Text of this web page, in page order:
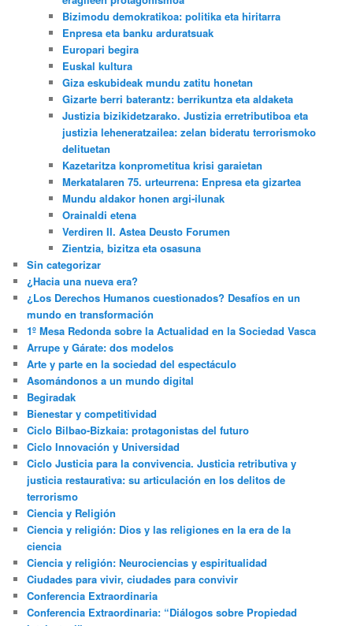
Bizimodu demokratikoa: politika eta hiritarra
Enpresa eta banku arduratsuak
Europari begira
Euskal kultura
Giza eskubideak mundu zatitu honetan
Gizarte berri baterantz: berrikuntza eta aldaketa
Justizia bizikidetzarako. Justizia erretributiboa eta
justizia leheneratzailea: zelan bideratu terrorismoko
delituetan
Kazetaritza konprometitua krisi garaietan
Merkatalaren 75. urteurrena: Enpresa eta gizartea
Mundu aldakor honen argi-ilunak
Orainaldi etena
Verdiren II. Astea Deusto Forumen
Zientzia, bizitza eta osasuna
Sin categorizar
¿Hacia una nueva era?
¿Los Derechos Humanos cuestionados? Desafíos en un
mundo en transformación
1º Mesa Redonda sobre la Actualidad en la Sociedad Vasca
Arrupe y Gárate: dos modelos
Arte y parte en la sociedad del espectáculo
Asomándonos a un mundo digital
Begiradak
Bienestar y competitividad
Ciclo Bilbao-Bizkaia: protagonistas del futuro
Ciclo Innovación y Universidad
Ciclo Justicia para la convivencia. Justicia retributiva y
justicia restaurativa: su articulación en los delitos de
terrorismo
Ciencia y Religión
Ciencia y religión: Dios y las religiones en la era de la
ciencia
Ciencia y religión: Neurociencias y espiritualidad
Ciudades para vivir, ciudades para convivir
Conferencia Extraordinaria
Conferencia Extraordinaria: “Diálogos sobre Propiedad